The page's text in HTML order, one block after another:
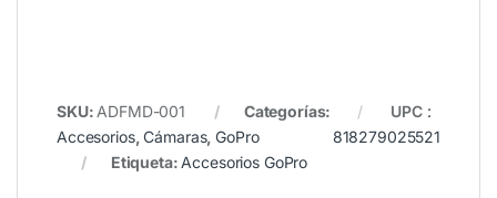
SKU: ADFMD-001
Categorías:
Accesorios,Cámaras,GoPro
Etiqueta: Accesorios GoPro
UPC :
818279025521